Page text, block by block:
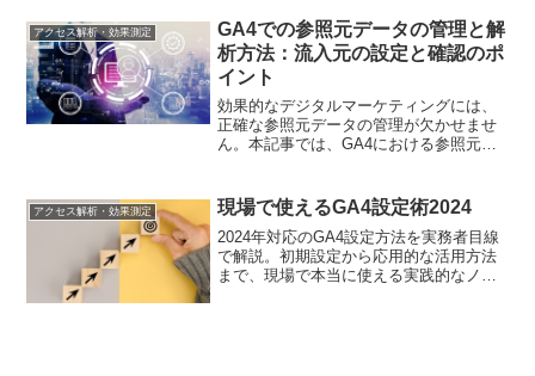
グ担当者に役立つ情報を提供します。
アクセス解析・効果測定
GA4での参照元データの管理と解
析方法：流入元の設定と確認のポ
イント
効果的なデジタルマーケティングには、
正確な参照元データの管理が欠かせませ
ん。本記事では、GA4における参照元
ィングパフォーマンスを向上させるため
の具体的な方法を紹介します。
アクセス解析・効果測定 現場で使えるGA4設定術2024
2024年対応のGA4設定方法を実務者目線
で解説。初期設定から応用的な活用方法
まで、現場で本当に使える実践的なノウ